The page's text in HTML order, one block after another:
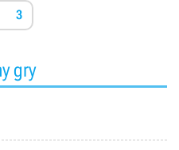
np. snajper Virus,
łódź podwodna Boomer oraz
w wysokiej jakości.
3
gry